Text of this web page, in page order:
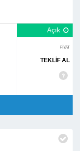
Açık 
FİYAT
TEKLİF AL